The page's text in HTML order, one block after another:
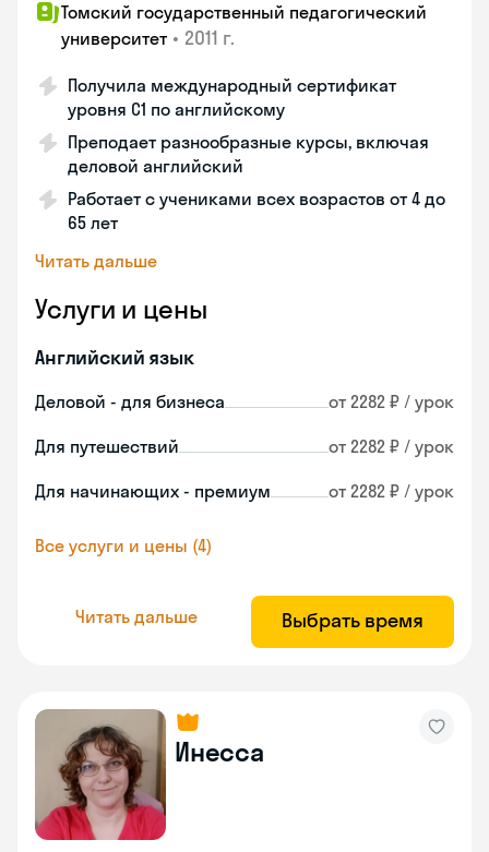
Томский государственный педагогический
университет • 2011 г.
Получила международный сертификат
уровня C1 по английскому
Преподает разнообразные курсы, включая
деловой английский
Работает с учениками всех возрастов от 4 до
65 лет
Читать дальше
Услуги и цены
Английский язык
Деловой - для бизнеса от 2282 ₽ / урок
Для путешествий от 2282 ₽ / урок
Для начинающих - премиум от 2282 ₽ / урок
Все услуги и цены (4)
Читать дальше Выбрать время
Инесса